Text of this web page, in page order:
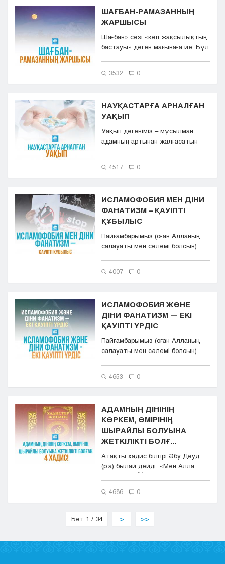
ШАҒБАН-РАМАЗАННЫҢ
ЖАРШЫСЫ
Шағбан» сөзі «көп жақсылықтың
бастауы» деген мағынаға ие. Бұл
3532 0
НАУҚАСТАРҒА АРНАЛҒАН
УАҚЫП
Уақып дегеніміз – мұсылман
адамның артынан жалғасатын
4517 0
ИСЛАМОФОБИЯ МЕН ДІНИ
ФАНАТИЗМ – ҚАУІПТІ
ҚҰБЫЛЫС
Пайғамбарымыз (оған Алланың
салауаты мен сәлемі болсын)
4007 0
ИСЛАМОФОБИЯ ЖӘНЕ
ДІНИ ФАНАТИЗМ — ЕКІ
ҚАУІПТІ ҮРДІС
Пайғамбарымыз (оған Алланың
салауаты мен сәлемі болсын)
4653 0
АДАМНЫҢ ДІНІНІҢ
КӨРКЕМ, ӨМІРІНІҢ
ШЫРАЙЛЫ БОЛУЫНА
ЖЕТКІЛІКТІ БОЛҒ...
Атақты хадис білгірі Әбу Дәуд
(р.а) былай дейді: «Мен Алла
4686 0
Бет 1 / 34 > >>